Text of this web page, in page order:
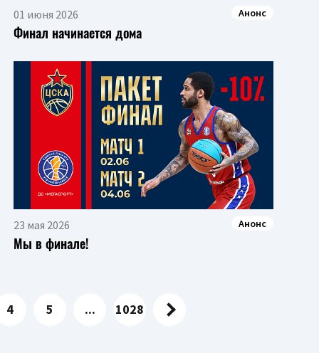
01 июня 2026 Анонс
Финал начинается дома
23 мая 2026 Анонс
Мы в финале!
4 5 ... 1028